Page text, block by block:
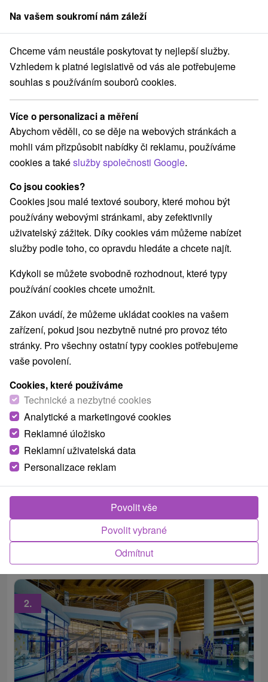
člen skupinySorger
Pobyty na Slovensku Pobyty pro seniory Južné Slovensko
Pobyty pro seniory Južné
Slovensko
Kategorie
Všechny kategorie
Pobyty v akci(11)
Wellness pobyty(32)
Romantické pobyty(6) Pobyty pro seniory(11)
Rodinné pobyty(20)
Vyberte lokalitu nebo termín
Nejprodávanější
od
1.
Seniorský pobyt s procedurami: Plná penze,
bazén a relaxační balíček v ceně
Hotel Hviezda★★★Dudince
Od 2 Nocí
Polopenze, Plná Penze
Užijete si neomezený bazén, fitness, denní vstup
do saunového světa a balíček relaxačních
procedur, bezplatná kola i nordic walking.
2.
Na vašem soukromí nám záleží
Chceme vám neustále poskytovat ty nejlepší služby.
Vzhledem k platné legislativě od vás ale potřebujeme
souhlas s používáním souborů cookies.
Více o personalizaci a měření
Abychom věděli, co se děje na webových stránkách a
mohli vám přizpůsobit nabídky či reklamu, používáme
cookies a takéslužby společnosti Google.
Co jsou cookies?
Cookies jsou malé textové soubory, které mohou být
používány webovými stránkami, aby zefektivnily
uživatelský zážitek. Díky cookies vám můžeme nabízet
služby podle toho, co opravdu hledáte a chcete najít.
Kdykoli se můžete svobodně rozhodnout, které typy
používání cookies chcete umožnit.
Zákon uvádí, že můžeme ukládat cookies na vašem
zařízení, pokud jsou nezbytně nutné pro provoz této
stránky. Pro všechny ostatní typy cookies potřebujeme
vaše povolení.
Cookies, které používáme
Technické a nezbytné cookies
Analytické a marketingové cookies
Reklamné úložisko
Reklamní uživatelská data
Personalizace reklam
Odmítnut
Povolit vybrané
Povolit vše